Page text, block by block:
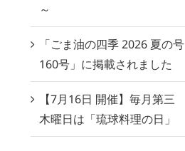
～
「ごま油の四季 2026 夏の号
160号」に掲載されました
【7月16日 開催】毎月第三
木曜日は「琉球料理の日」